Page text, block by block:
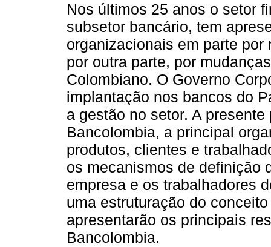
Nos últimos 25 anos o setor
subsetor bancário, tem
organizacionais em parte
por outra parte, por
Colombiano. O Governo
implantação nos bancos do
a gestão no setor. A
Bancolombia, a principal
produtos, clientes e
os mecanismos de definição
empresa e os trabalhadores
uma estruturação do
apresentarão os principais
Bancolombia.